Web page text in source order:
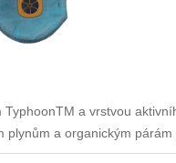
TyphoonTM a vrstvou
plynům a organickým